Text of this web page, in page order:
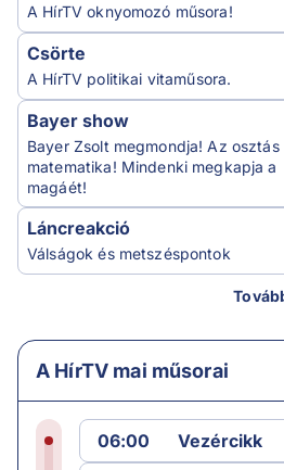
A HírTV oknyomozó műsora!
Csörte
A HírTV politikai vitaműsora.
Bayer show
Bayer Zsolt megmondja! Az
matematika! Mindenki megkapja a
magáét!
Láncreakció
Válságok és metszéspontok
A HírTV mai műsorai
06:00
Vezércikk